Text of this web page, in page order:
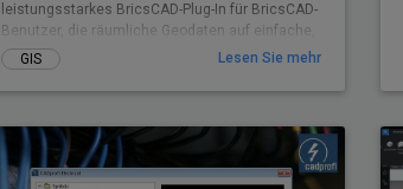
leistungsstarkes BricsCAD-Plug-In für BricsCAD-
Benutzer, die räumliche Geodaten auf einfache,
schnelle und kostengünstige Weise importieren,
exportieren, umwandeln und verwalten müssen.
Dazu gehören viele Funktionen, die in BricsCAD
GIS Lesen Sie mehr